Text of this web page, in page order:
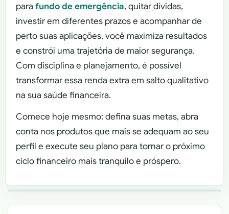
parafundo de emergência, quitar dívidas,
investir em diferentes prazos e acompanhar de
perto suas aplicações, você maximiza resultados
e constrói uma trajetória de maior segurança.
Com disciplina e planejamento, é possível
transformar essa renda extra em salto qualitativo
na sua saúde financeira.
Comece hoje mesmo: defina suas metas, abra
conta nos produtos que mais se adequam ao seu
perfil e execute seu plano para tornar o próximo
ciclo financeiro mais tranquilo e próspero.